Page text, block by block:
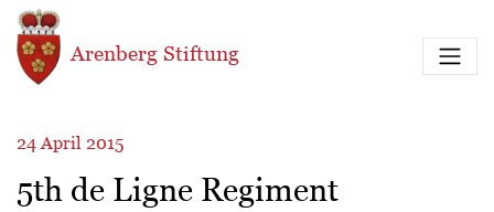
Direkt zum Inhalt
Arenberg Stiftung
24 April 2015
5th de Ligne Regiment